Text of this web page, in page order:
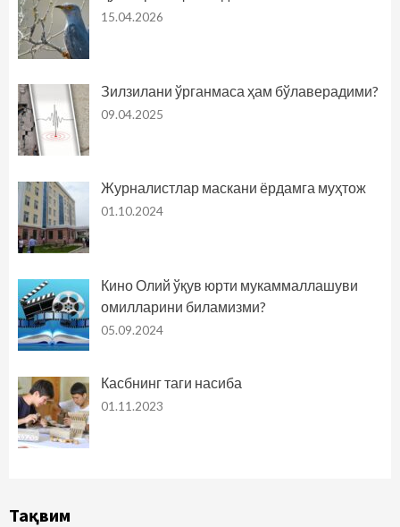
15.04.2026
Зилзилани ўрганмаса ҳам бўлаверадими?
09.04.2025
Журналистлар маскани ёрдамга муҳтож
01.10.2024
Кино Олий ўқув юрти мукаммаллашуви
омилларини биламизми?
05.09.2024
Касбнинг таги насиба
01.11.2023
Тақвим